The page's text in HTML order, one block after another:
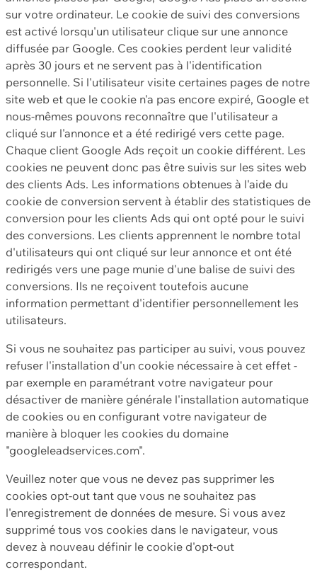
sur votre ordinateur. Le cookie de suivi des conversions
est activé lorsqu'un utilisateur clique sur une annonce
diffusée par Google. Ces cookies perdent leur validité
après 30 jours et ne servent pas à l'identification
personnelle. Si l'utilisateur visite certaines pages de notre
site web et que le cookie n'a pas encore expiré, Google et
nous-mêmes pouvons reconnaître que l'utilisateur a
cliqué sur l'annonce et a été redirigé vers cette page.
Chaque client Google Ads reçoit un cookie différent. Les
cookies ne peuvent donc pas être suivis sur les sites web
des clients Ads. Les informations obtenues à l'aide du
cookie de conversion servent à établir des statistiques de
conversion pour les clients Ads qui ont opté pour le suivi
des conversions. Les clients apprennent le nombre total
d'utilisateurs qui ont cliqué sur leur annonce et ont été
redirigés vers une page munie d'une balise de suivi des
conversions. Ils ne reçoivent toutefois aucune
information permettant d'identifier personnellement les
utilisateurs.
Si vous ne souhaitez pas participer au suivi, vous pouvez
refuser l'installation d'un cookie nécessaire à cet effet -
par exemple en paramétrant votre navigateur pour
désactiver de manière générale l'installation automatique
de cookies ou en configurant votre navigateur de
manière à bloquer les cookies du domaine
"googleleadservices.com".
Veuillez noter que vous ne devez pas supprimer les
cookies opt-out tant que vous ne souhaitez pas
l'enregistrement de données de mesure. Si vous avez
supprimé tous vos cookies dans le navigateur, vous
devez à nouveau définir le cookie d'opt-out
correspondant.